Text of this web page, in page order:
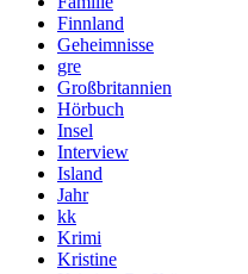
Finnland
Geheimnisse
gre
Großbritannien
Hörbuch
Insel
Interview
Island
Jahr
kk
Krimi
Kristine